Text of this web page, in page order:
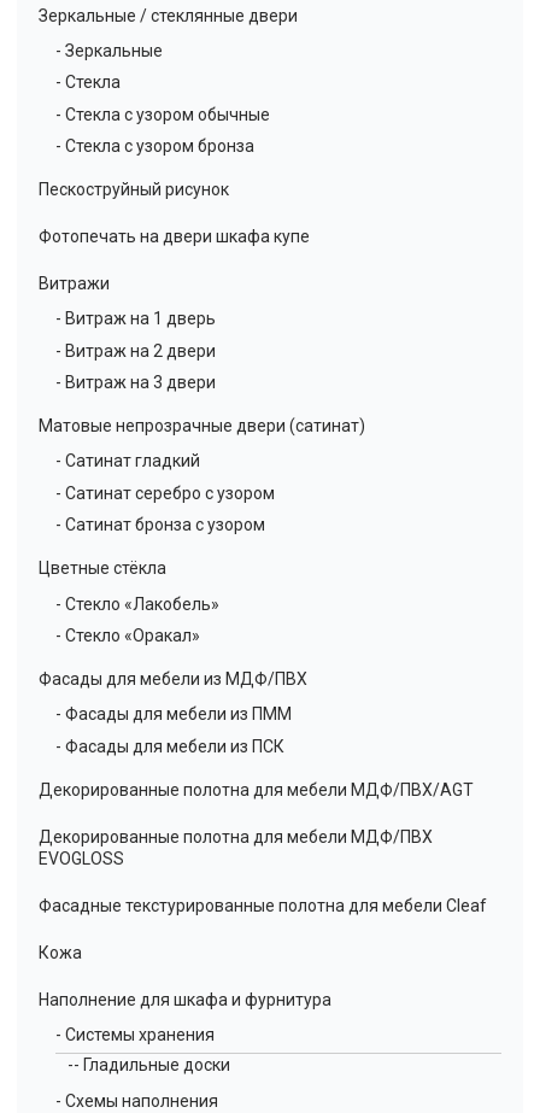
Зеркальные / стеклянные двери
- Зеркальные
- Стекла
- Стекла с узором обычные
- Стекла с узором бронза
Пескоструйный рисунок
Фотопечать на двери шкафа купе
Витражи
- Витраж на 1 дверь
- Витраж на 2 двери
- Витраж на 3 двери
Матовые непрозрачные двери (сатинат)
- Сатинат гладкий
- Сатинат серебро с узором
- Сатинат бронза с узором
Цветные стёкла
- Стекло «Лакобель»
- Стекло «Оракал»
Фасады для мебели из МДФ/ПВХ
- Фасады для мебели из ПММ
- Фасады для мебели из ПСК
Декорированные полотна для мебели МДФ/ПВХ/AGT
Декорированные полотна для мебели МДФ/ПВХ
EVOGLOSS
Фасадные текстурированные полотна для мебели Cleaf
Кожа
Наполнение для шкафа и фурнитура
- Системы хранения
-- Гладильные доски
- Схемы наполнения